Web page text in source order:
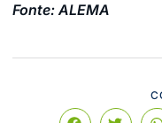
Fonte: ALEMA